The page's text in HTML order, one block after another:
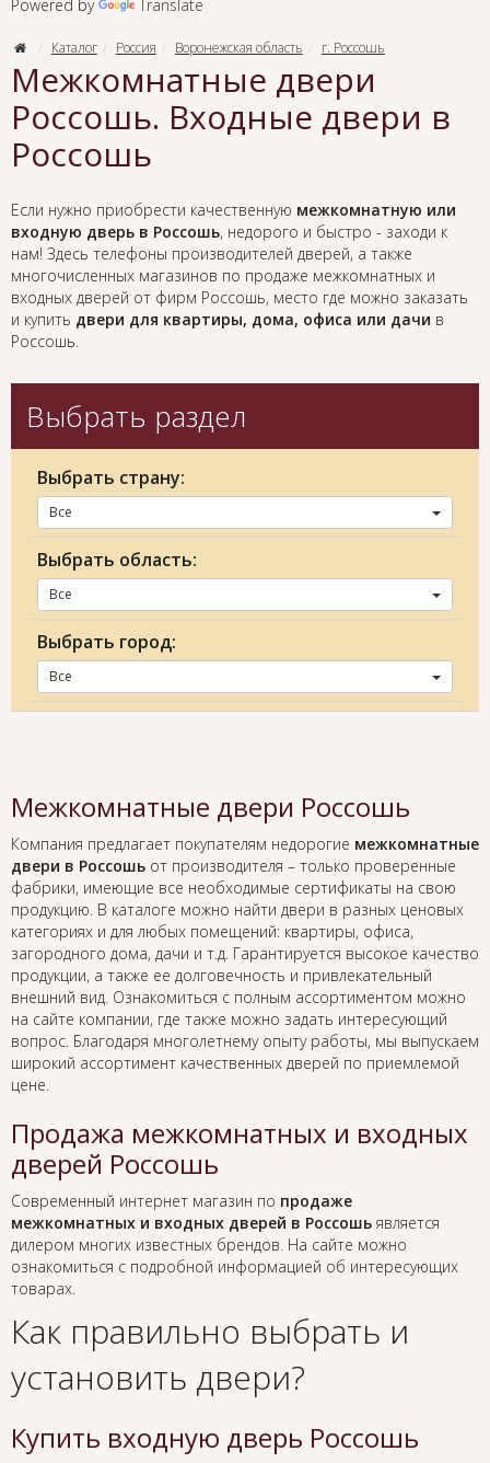
Powered by Translate
Каталог Россия Воронежская область г. Россошь
Межкомнатные двери
Россошь. Входные двери в
Россошь
Если нужно приобрести качественную межкомнатную или
входную дверь в Россошь, недорого и быстро - заходи к
нам! Здесь телефоны производителей дверей, а также
многочисленных магазинов по продаже межкомнатных и
входных дверей от фирм Россошь, место где можно заказать
и купить двери для квартиры, дома, офиса или дачи в
Россошь.
Выбрать раздел
Выбрать страну:
Все
Выбрать область:
Все
Выбрать город:
Все
Межкомнатные двери Россошь
Компания предлагает покупателям недорогие межкомнатные
двери в Россошь от производителя – только проверенные
фабрики, имеющие все необходимые сертификаты на свою
продукцию. В каталоге можно найти двери в разных ценовых
категориях и для любых помещений: квартиры, офиса,
загородного дома, дачи и т.д. Гарантируется высокое качество
продукции, а также ее долговечность и привлекательный
внешний вид. Ознакомиться с полным ассортиментом можно
на сайте компании, где также можно задать интересующий
вопрос. Благодаря многолетнему опыту работы, мы выпускаем
широкий ассортимент качественных дверей по приемлемой
цене.
Продажа межкомнатных и входных
дверей Россошь
Современный интернет магазин по продаже
межкомнатных и входных дверей в Россошь является
дилером многих известных брендов. На сайте можно
ознакомиться с подробной информацией об интересующих
товарах.
Как правильно выбрать и
установить двери?
Купить входную дверь Россошь